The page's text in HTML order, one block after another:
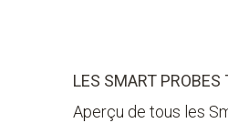
LES SMART PROBES
Aperçu de tous les